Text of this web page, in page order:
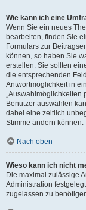
Wie kann ich eine
Wenn Sie ein neues
bearbeiten, finden Sie
Formulars zur
können, so haben Sie
erstellen. Sie sollten
die entsprechenden
Antwortmöglichkeit in
„Auswahlmöglichkeiten
Benutzer auswählen
dabei eine zeitlich
Stimme ändern können.
Nach oben
Wieso kann ich nicht
Die maximal zulässige
Administration
zugelassen zu